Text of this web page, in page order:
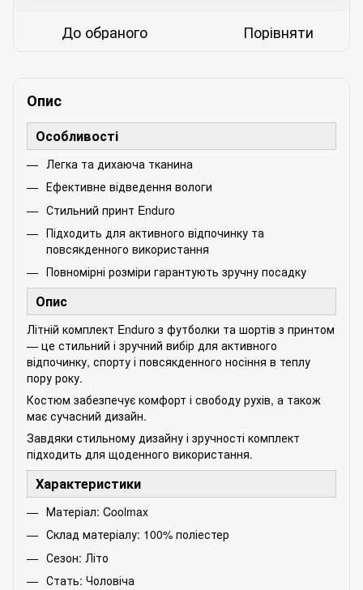
До обраного Порівняти
Опис
Особливості
Легка та дихаюча тканина
Ефективне відведення вологи
Стильний принт Enduro
Підходить для активного відпочинку та
повсякденного використання
Повномірні розміри гарантують зручну посадку
Опис
Літній комплект Enduro з футболки та шортів з принтом
— це стильний і зручний вибір для активного
відпочинку, спорту і повсякденного носіння в теплу
пору року.
Костюм забезпечує комфорт і свободу рухів, а також
має сучасний дизайн.
Завдяки стильному дизайну і зручності комплект
підходить для щоденного використання.
Характеристики
Матеріал: Coolmax
Склад матеріалу: 100% поліестер
Сезон: Літо
Стать: Чоловіча